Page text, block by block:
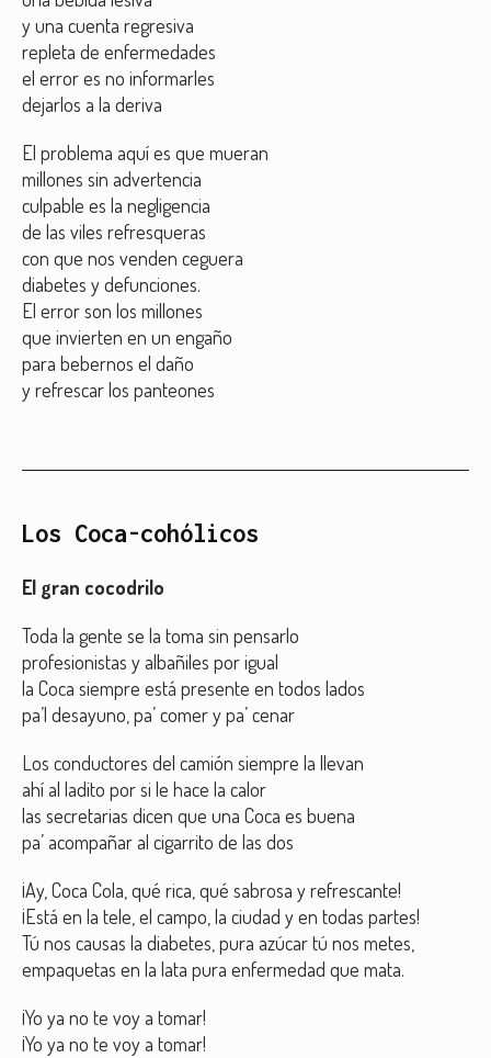
y una cuenta regresiva
repleta de enfermedades
el error es no informarles
dejarlos a la deriva
El problema aquí es que mueran
millones sin advertencia
culpable es la negligencia
de las viles refresqueras
con que nos venden ceguera
diabetes y defunciones.
El error son los millones
que invierten en un engaño
para bebernos el daño
y refrescar los panteones
Los Coca-cohólicos
El gran cocodrilo
Toda la gente se la toma sin pensarlo
profesionistas y albañiles por igual
la Coca siempre está presente en todos lados
pa’l desayuno, pa’ comer y pa’ cenar
Los conductores del camión siempre la llevan
ahí al ladito por si le hace la calor
las secretarias dicen que una Coca es buena
pa’ acompañar al cigarrito de las dos
¡Ay, Coca Cola, qué rica, qué sabrosa y refrescante!
¡Está en la tele, el campo, la ciudad y en todas partes!
Tú nos causas la diabetes, pura azúcar tú nos metes,
empaquetas en la lata pura enfermedad que mata.
¡Yo ya no te voy a tomar!
¡Yo ya no te voy a tomar!